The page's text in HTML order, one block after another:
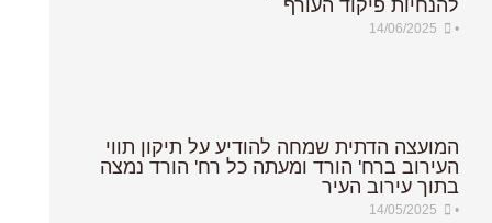
להנחיות פיקוד העורף
•
14/06/2025
המועצה הדתית שמחה להודיע על תיקון תווי
העירוב ברח' הורד ומעתה כל רח' הורד נמצה
בתוך עירוב העיר
•
14/05/2025
להנחיות פיקוד העורף
•
14/06/2025
המועצה הדתית שמחה להודיע על תיקון תווי
העירוב ברח' הורד ומעתה כל רח' הורד נמצה
בתוך עירוב העיר
•
14/05/2025